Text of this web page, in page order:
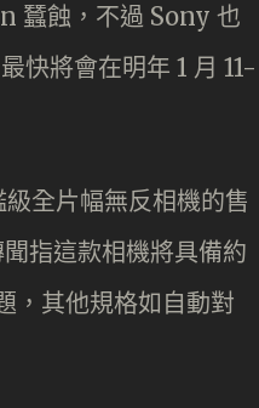
蠶蝕，不過 Sony 也
快將會在明年 1 月 11-
全片幅無反相機的售
指這款相機將具備約
，其他規格如自動對